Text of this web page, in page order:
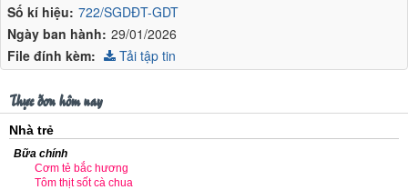
Số kí hiệu: 722/SGDĐT-GDT
Ngày ban hành: 29/01/2026
File đính kèm: Tải tập tin
Thực đơn hôm nay
Nhà trẻ
Bữa chính
Cơm tẻ bắc hương
Tôm thịt sốt cà chua